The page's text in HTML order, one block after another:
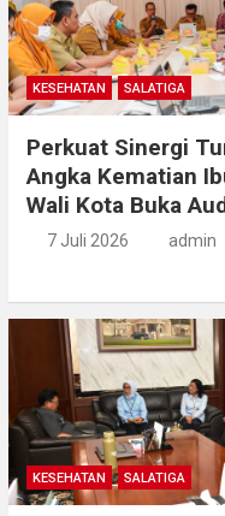
KESEHATAN SALATIGA
Perkuat Sinergi
Angka Kematian
Wali Kota Buka
7 Juli 2026 admin
KESEHATAN SALATIGA